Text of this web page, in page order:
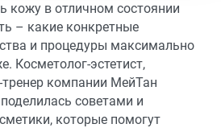
кожу в отличном состоянии
– какие конкретные
и процедуры максимально
Косметолог-эстетист,
тренер компании МейТан
советами и
которые помогут